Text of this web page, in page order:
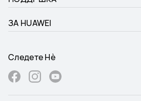
ЗА HUAWEI
Следете Нѐ